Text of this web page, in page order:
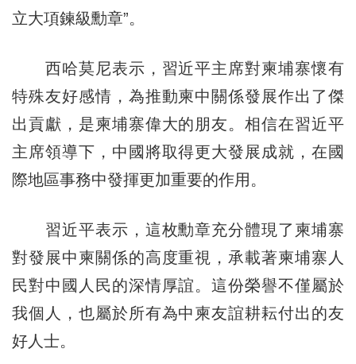
立大項鍊級勳章”。
西哈莫尼表示，習近平主席對柬埔寨懷有
特殊友好感情，為推動柬中關係發展作出了傑
出貢獻，是柬埔寨偉大的朋友。相信在習近平
主席領導下，中國將取得更大發展成就，在國
際地區事務中發揮更加重要的作用。
習近平表示，這枚勳章充分體現了柬埔寨
對發展中柬關係的高度重視，承載著柬埔寨人
民對中國人民的深情厚誼。這份榮譽不僅屬於
我個人，也屬於所有為中柬友誼耕耘付出的友
好人士。